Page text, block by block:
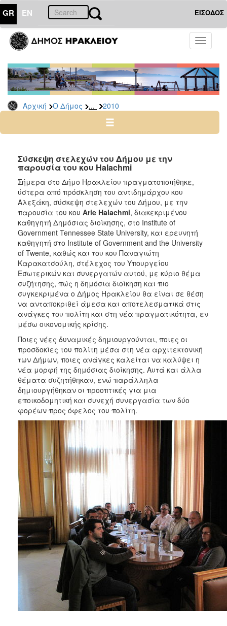
GR EN ΕΙΣΟΔΟΣ
Toggle
Αρχική Ο Δήμος ... 2010
ΔΗΜΟΣ
Δελτία
Τύπου
Αρχείο
2026
2024
2022
2021
2020
2019
2018
2017
2016
2015
2013
2012
2011
2010
2006
ΤΟΠΟΣ
ΠΟΛΙΤΙΣΜΟΣ
ΑΝΘΕΚΤΙΚΗ
ΠΟΛΗ
Σύσκεψη στελεχών του Δήμου με την
παρουσία του κου Halachmi
Σήμερα στο Δήμο Ηρακλείου πραγματοποιήθηκε,
ύστερα από πρόσκληση του αντιδημάρχου κου
Αλεξάκη, σύσκεψη στελεχών του Δήμου, με την
παρουσία του κου Arie Halachmi, διακεκριμένου
καθηγητή Δημόσιας διοίκησης, στο Institute of
Government Tennessee State University, και ερευνητή
καθηγητή στο Institute of Government and the University
of Twente, καθώς και του κου Παναγιώτη
Καρακατσούλη, στέλεχος του Υπουργείου
Εσωτερικών και συνεργατών αυτού, με κύριο θέμα
συζήτησης, πώς η δημόσια διοίκηση και πιο
συγκεκριμένα ο Δήμος Ηρακλείου θα είναι σε θέση
να ανταποκριθεί άμεσα και αποτελεσματικά στις
ανάγκες του πολίτη και στη νέα πραγματικότητα, εν
μέσω οικονομικής κρίσης.
Ποιες νέες δυναμικές δημιουργούνται, ποιες οι
προσδοκίες του πολίτη μέσα στη νέα αρχιτεκτονική
των Δήμων, ποιες ανάγκες καλείται να καλύψει η
νέα μορφή της δημόσιας διοίκησης. Αυτά και άλλα
θέματα συζητήθηκαν, ενώ παράλληλα
δημιουργήθηκαν οι προοπτικές για μια
εποικοδομητική και συνεχή συνεργασία των δύο
φορέων προς όφελος του πολίτη.